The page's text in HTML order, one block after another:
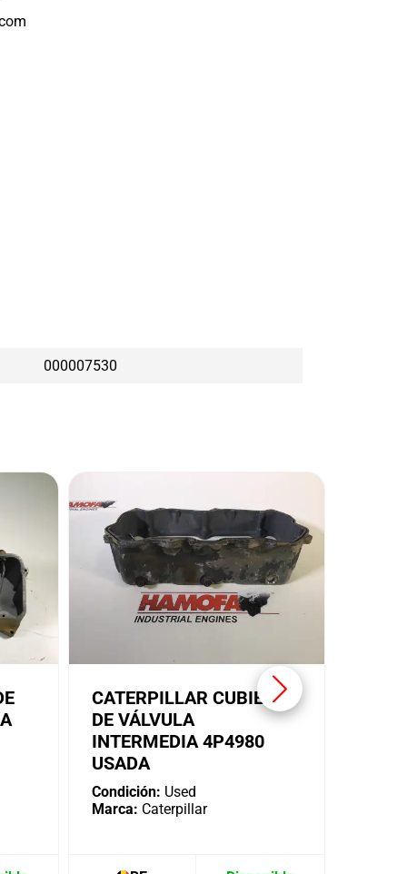
000007530
CATERPILLAR CUBIERTA
DE VÁLVULA
INTERMEDIA 4P4980
USADA
Condición: Used
Marca: Caterpillar